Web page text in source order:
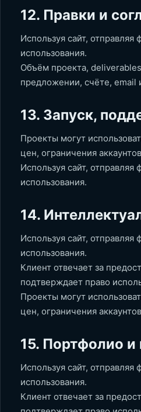
12. Правки и
Используя сайт,
использования.
Объём проекта,
предложении, счёте, email
13. Запуск,
Проекты могут
цен, ограничения
Используя сайт,
использования.
14.
Используя сайт,
использования.
Клиент отвечает за
подтверждает право
Проекты могут
цен, ограничения
15. Портфолио
Используя сайт,
использования.
Клиент отвечает за